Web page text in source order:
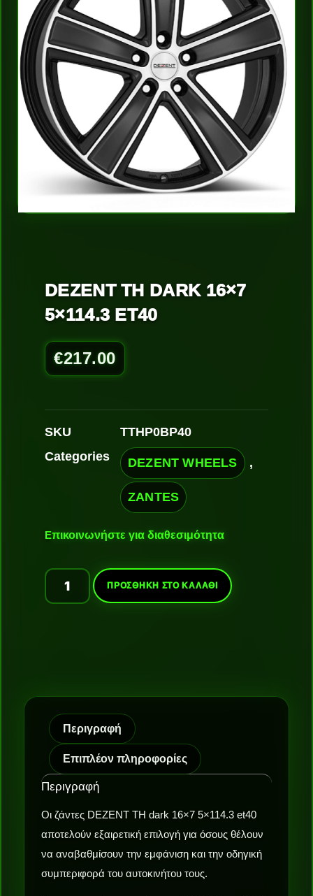
DEZENT TH DARK 16×7
5×114.3 ET40
€217.00
SKU
TTHP0BP40
Categories
DEZENT WHEELS ,
ZANTES
Επικοινωνήστε για διαθεσιμότητα
ΠΡΟΣΘΉΚΗ ΣΤΟ ΚΑΛΆΘΙ
Περιγραφή
Επιπλέον πληροφορίες
Περιγραφή
Οι ζάντες DEZENT TH dark 16×7 5×114.3 et40
αποτελούν εξαιρετική επιλογή για όσους θέλουν
να αναβαθμίσουν την εμφάνιση και την οδηγική
συμπεριφορά του αυτοκινήτου τους.